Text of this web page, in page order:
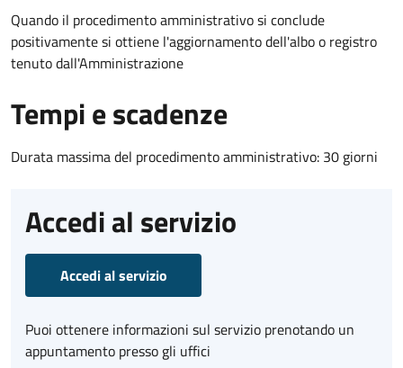
Quando il procedimento amministrativo si conclude
positivamente si ottiene l'aggiornamento dell'albo o registro
tenuto dall'Amministrazione
Tempi e scadenze
Durata massima del procedimento amministrativo: 30 giorni
Accedi al servizio
Accedi al servizio
Puoi ottenere informazioni sul servizio prenotando un
appuntamento presso gli uffici